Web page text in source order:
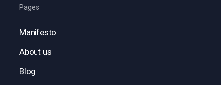
Pages
Manifesto
About us
Blog